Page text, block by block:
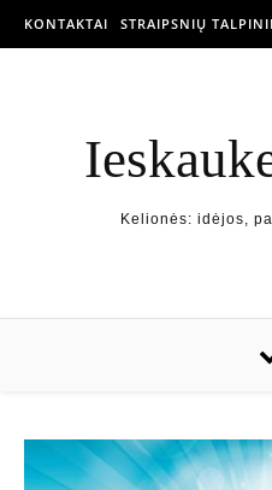
KONTAKTAI STRAIPSNIŲ
Kelionės: idėjos,